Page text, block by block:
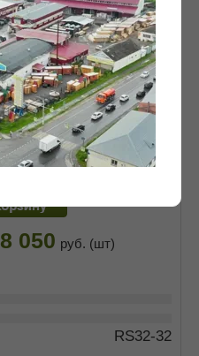
(0 голосов)
8 050 руб. (шт)
RS32-32